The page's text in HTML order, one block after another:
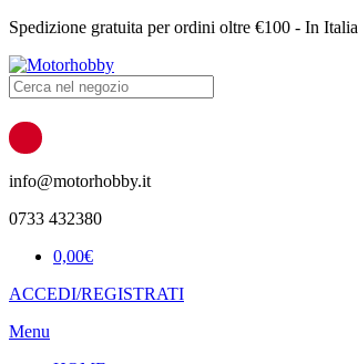
Spedizione gratuita per ordini oltre €100 - In Italia
Products
search
info@motorhobby.it
0733 432380
0,00€
ACCEDI/REGISTRATI
Menu